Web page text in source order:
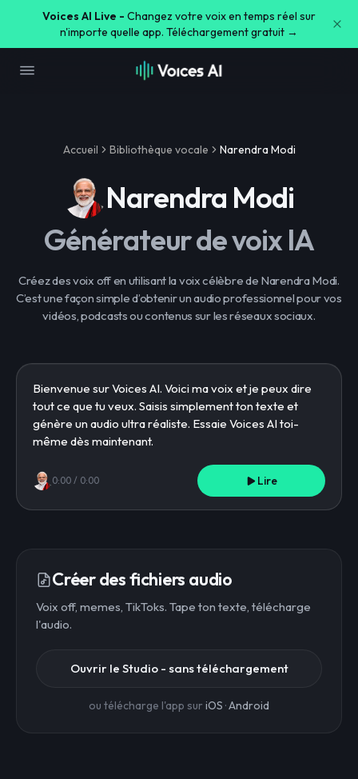
Voices AI Live - Changez votre voix en temps réel sur
n'importe quelle app. Téléchargement gratuit →
Accueil Bibliothèque vocale Narendra Modi
Narendra Modi
Générateur de voix IA
Créez des voix off en utilisant la voix célèbre de Narendra Modi.
C’est une façon simple d’obtenir un audio professionnel pour vos
vidéos, podcasts ou contenus sur les réseaux sociaux.
0:00 / 0:00 Lire
Créer des fichiers audio
Voix off, memes, TikToks. Tape ton texte, télécharge
l'audio.
Ouvrir le Studio - sans téléchargement
ou télécharge l'app sur iOS ·Android